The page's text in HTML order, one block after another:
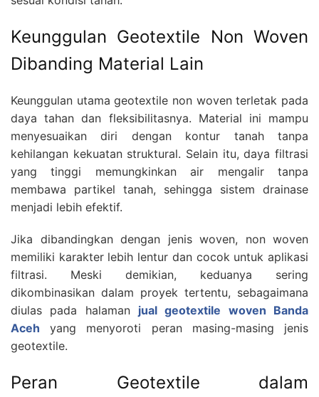
Keunggulan Geotextile Non Woven
Dibanding Material Lain
Keunggulan utama geotextile non woven terletak pada
daya tahan dan fleksibilitasnya. Material ini mampu
menyesuaikan diri dengan kontur tanah tanpa
kehilangan kekuatan struktural. Selain itu, daya filtrasi
yang tinggi memungkinkan air mengalir tanpa
membawa partikel tanah, sehingga sistem drainase
menjadi lebih efektif.
Jika dibandingkan dengan jenis woven, non woven
memiliki karakter lebih lentur dan cocok untuk aplikasi
filtrasi. Meski demikian, keduanya sering
dikombinasikan dalam proyek tertentu, sebagaimana
diulas pada halaman jual geotextile woven Banda
Aceh yang menyoroti peran masing-masing jenis
geotextile.
Peran Geotextile dalam